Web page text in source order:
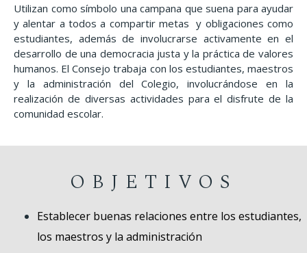
Utilizan como símbolo una campana que suena para ayudar
y alentar a todos a compartir metas y obligaciones como
estudiantes, además de involucrarse activamente en el
desarrollo de una democracia justa y la práctica de valores
humanos. El Consejo trabaja con los estudiantes, maestros
y la administración del Colegio, involucrándose en la
realización de diversas actividades para el disfrute de la
comunidad escolar.
OBJETIVOS
Establecer buenas relaciones entre los estudiantes,
los maestros y la administración